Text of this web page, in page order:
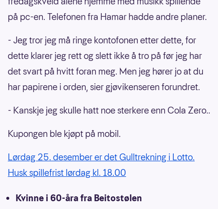
på pc-en. Telefonen fra Hamar hadde andre planer.
- Jeg tror jeg må ringe kontofonen etter dette, for
dette klarer jeg rett og slett ikke å tro på før jeg har
det svart på hvitt foran meg. Men jeg hører jo at du
har papirene i orden, sier gjøvikenseren forundret.
- Kanskje jeg skulle hatt noe sterkere enn Cola Zero..
Kupongen ble kjøpt på mobil.
Lørdag 25. desember er det Gulltrekning i Lotto.
Husk spillefrist lørdag kl. 18.00
Kvinne i 60-åra fra Beitostølen